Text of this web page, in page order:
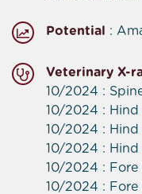
Potential :
Veterinary X-
10/2024 :
10/2024 : Hind
10/2024 :
10/2024 :
10/2024 : Fore
10/2024 : Fore